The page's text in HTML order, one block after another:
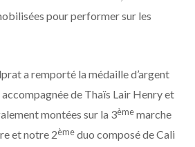
pour performer sur les
a remporté la médaille d’argent
de Thaïs Lair Henry et
montées sur la 3èmemarche
et notre 2èmeduo composé de Cali